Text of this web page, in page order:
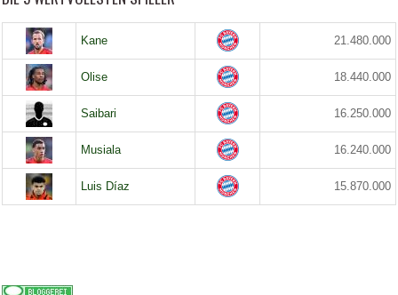
Kane 21.480.000
Olise 18.440.000
Saibari 16.250.000
Musiala 16.240.000
Luis Díaz 15.870.000